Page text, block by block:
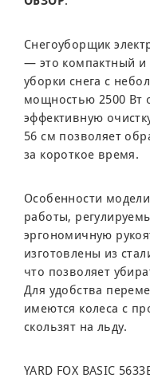
Снегоуборщик
— это компактный
уборки снега с
мощностью 2500 Вт
эффективную
56 см позволяет
за короткое время.
Особенности
работы,
эргономичную
изготовлены из
что позволяет
Для удобства
имеются колеса с
скользят на льду.
YARD FOX BASIC